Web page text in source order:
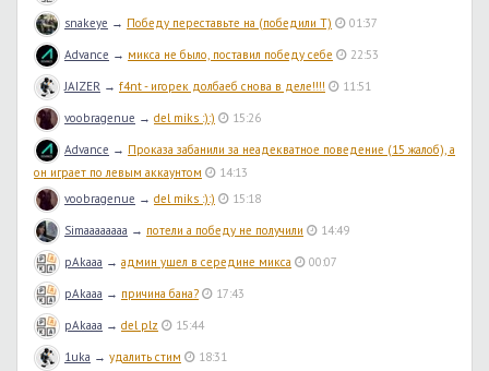
snakeye → Победу переставьте на (победили T) 01:37
Advance → микса не было, поставил победу себе 22:53
JAIZER → f4nt - игорек долбаеб снова в деле!!!! 11:51
voobragenue → del miks :):) 15:26
Advance → Проказа забанили за неадекватное поведение (15 жалоб), а
он играет по левым аккаунтом
14:13
voobragenue → del miks :):) 15:18
Simaaaaaaaa → потели а победу не получили 14:49
pAkaaa → админ ушел в середине микса 00:07
pAkaaa → причина бана? 17:43
pAkaaa → del plz 15:44
1uka → удалить стим 18:31